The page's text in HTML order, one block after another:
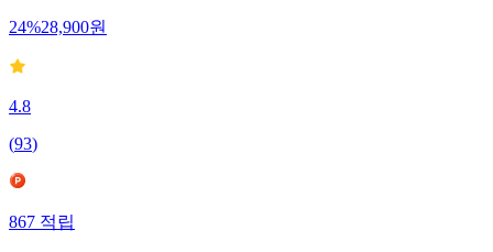
24%28,900원
4.8
(93)
867 적립